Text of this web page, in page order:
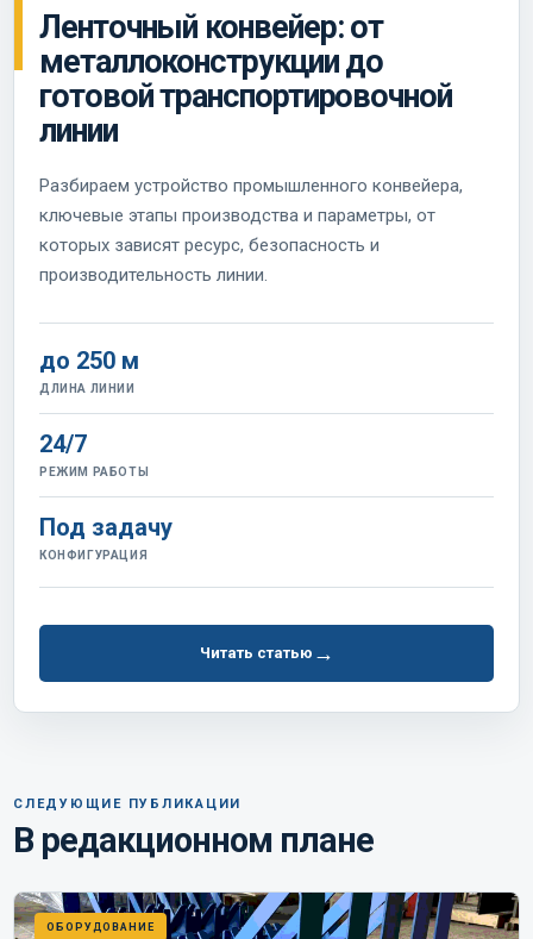
Ленточный конвейер: от
металлоконструкции до
готовой транспортировочной
линии
Разбираем устройство промышленного конвейера,
ключевые этапы производства и параметры, от
которых зависят ресурс, безопасность и
производительность линии.
до 250 м
ДЛИНА ЛИНИИ
24/7
РЕЖИМ РАБОТЫ
Под задачу
КОНФИГУРАЦИЯ
Читать статью →
СЛЕДУЮЩИЕ ПУБЛИКАЦИИ
В редакционном плане
ОБОРУДОВАНИЕ